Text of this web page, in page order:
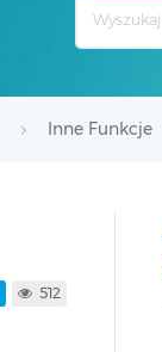
Inne Funkcje
512